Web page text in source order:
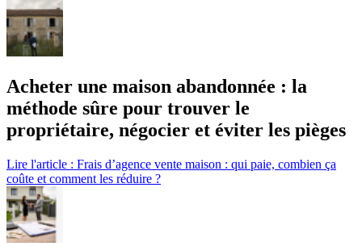
Acheter une maison abandonnée : la
méthode sûre pour trouver le
propriétaire, négocier et éviter les pièges
Lire l'article : Frais d’agence vente maison : qui paie, combien ça
coûte et comment les réduire ?